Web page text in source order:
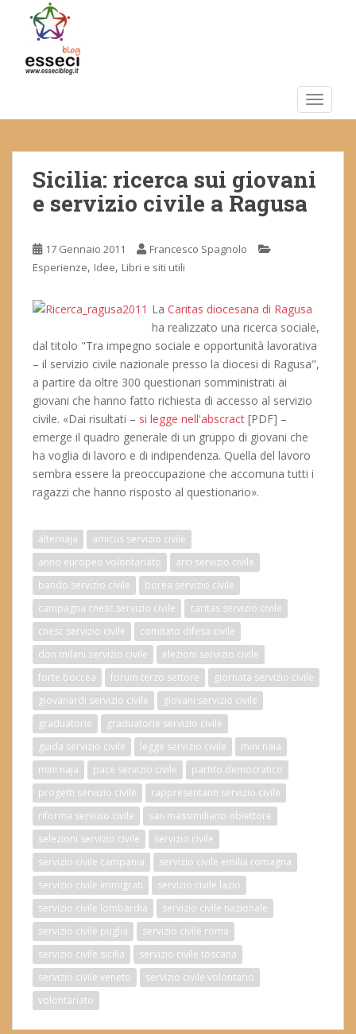
m
Sicilia: ricerca sui giovani
e servizio civile a Ragusa
17 Gennaio 2011
Francesco Spagnolo
Esperienze, Idee, Libri e siti utili
La Caritas diocesana di Ragusa
ha realizzato una ricerca sociale,
dal titolo "Tra impegno sociale e opportunità lavorativa
– il servizio civile nazionale presso la diocesi di Ragusa",
a partire da oltre 300 questionari somministrati ai
giovani che hanno fatto richiesta di accesso al servizio
civile. «Dai risultati – si legge nell'abscract [PDF] –
emerge il quadro generale di un gruppo di giovani che
ha voglia di lavoro e di indipendenza. Quella del lavoro
sembra essere la preoccupazione che accomuna tutti i
ragazzi che hanno risposto al questionario».
alternaja
amicus servizio civile
anno europeo volontariato
arci servizio civile
bando servizio civile
borea servizio civile
campagna cnesc servizio civile
caritas servizio civile
cnesc servizio civile
comitato difesa civile
don milani servizio civile
elezioni servizio civile
forte boccea
forum terzo settore
giornata servizio civile
giovanardi servizio civile
giovani servizio civile
graduatorie
graduatorie servizio civile
guida servizio civile
legge servizio civile
mini naia
mini naja
pace servizio civile
partito democratico
progetti servizio civile
rappresentanti servizio civile
riforma servizio civile
san massimiliano obiettore
selezioni servizio civile
servizio civile
servizio civile campania
servizio civile emilia romagna
servizio civile immigrati
servizio civile lazio
servizio civile lombardia
servizio civile nazionale
servizio civile puglia
servizio civile roma
servizio civile sicilia
servizio civile toscana
servizio civile veneto
servizio civile volontario
volontariato